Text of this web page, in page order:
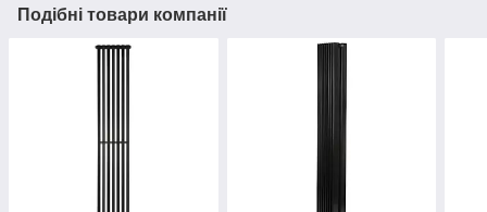
Подібні товари компанії